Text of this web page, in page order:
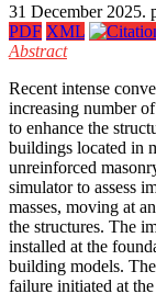
31 December 2025.
PDF XML
Abstract
Recent intense
increasing number
to enhance the
buildings located in
unreinforced
simulator to assess
masses, moving at
the structures. The
installed at the
building models.
failure initiated at